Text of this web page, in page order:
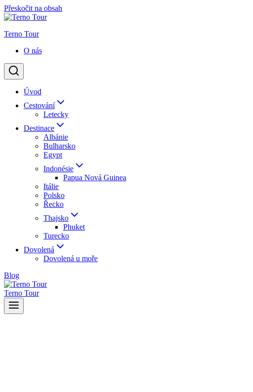
Přeskočit na obsah
Terno Tour
O nás
Úvod
Cestování
Letecky
Destinace
Albánie
Bulharsko
Egypt
Indonésie
Papua Nová Guinea
Itálie
Polsko
Řecko
Thajsko
Phuket
Turecko
Dovolená
Dovolená u moře
Blog
Terno Tour